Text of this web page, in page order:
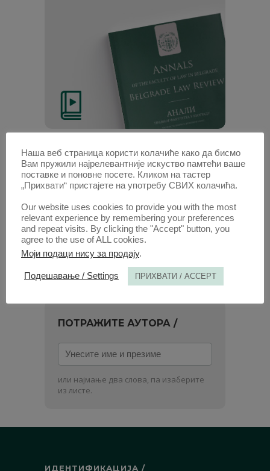
Анали 2015 | Вол 63 | 3
Радови овог аутора у овој свесци
DIRECT EFFECT OF THE EUROPEAN
CONVENTIONON HUMAN RIGHTS
(Сажетак)
ПОТРАЖИТЕ АУТОРА /
Унесите
име
и
презиме
или најмање два слова, па изаберите
из листе.
ИДЕНТИФИКАЦИЈА /
Наша веб страница користи колачиће како да бисмо
Вам пружили најрелевантније искуство памтећи ваше
поставке и поновне посете. Кликом на тастер
„Прихвати“ пристајете на употребу СВИХ колачића.
Our website uses cookies to provide you with the most
relevant experience by remembering your preferences
and repeat visits. By clicking the "Accept" button, you
agree to the use of ALL cookies.
Моји подаци нису за продају.
Подешавање / Settings ПРИХВАТИ / ACCEPT